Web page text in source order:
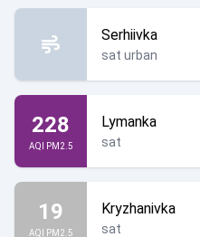
Serhiivka
sat urban
228
AQI PM2.5
Lymanka
sat
19
AQI PM2.5
Kryzhanivka
sat